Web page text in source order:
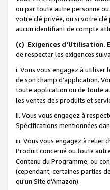
ou par toute autre personne
votre clé privée, ou si votre clé
aucun identifiant de compte
(c) Exigences d'Utilisation.
de respecter les exigences
i. Vous vous engagez à utiliser
de son champ d'application.
toute application ou de toute
les ventes des produits et
ii. Vous vous engagez à
Spécifications mentionnées
iii. Vous vous engagez à relier
Produit concerné ou toute
Contenu du Programme, ou
(cependant, certaines parties
qu'un Site d'Amazon).